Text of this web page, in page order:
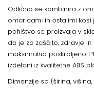
Odlično se kombinira z
omaricami in ostalimi kosi
pohištvo se proizvaja v
da je za zaščito, zdravje
maksimalno poskrbljeno.
izdelani iz kvalitetne ABS
Dimenzije so (širina,